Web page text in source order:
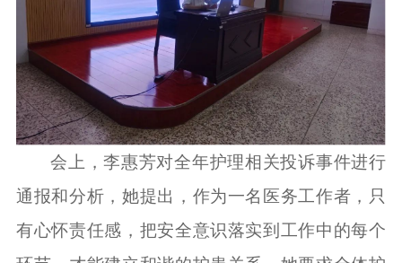
会上，李惠芳对全年护理相关投诉事件进行
通报和分析，她提出，作为一名医务工作者，只
有心怀责任感，把安全意识落实到工作中的每个